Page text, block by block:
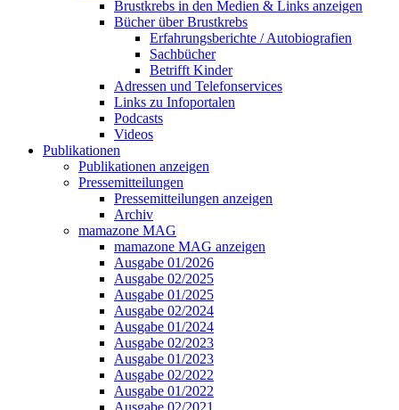
Brustkrebs in den Medien & Links anzeigen
Bücher über Brustkrebs
Erfahrungsberichte / Autobiografien
Sachbücher
Betrifft Kinder
Adressen und Telefonservices
Links zu Infoportalen
Podcasts
Videos
Publikationen
Publikationen anzeigen
Pressemitteilungen
Pressemitteilungen anzeigen
Archiv
mamazone MAG
mamazone MAG anzeigen
Ausgabe 01/2026
Ausgabe 02/2025
Ausgabe 01/2025
Ausgabe 02/2024
Ausgabe 01/2024
Ausgabe 02/2023
Ausgabe 01/2023
Ausgabe 02/2022
Ausgabe 01/2022
Ausgabe 02/2021